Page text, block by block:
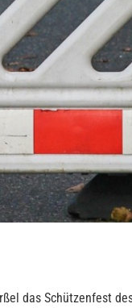
das Schützenfest